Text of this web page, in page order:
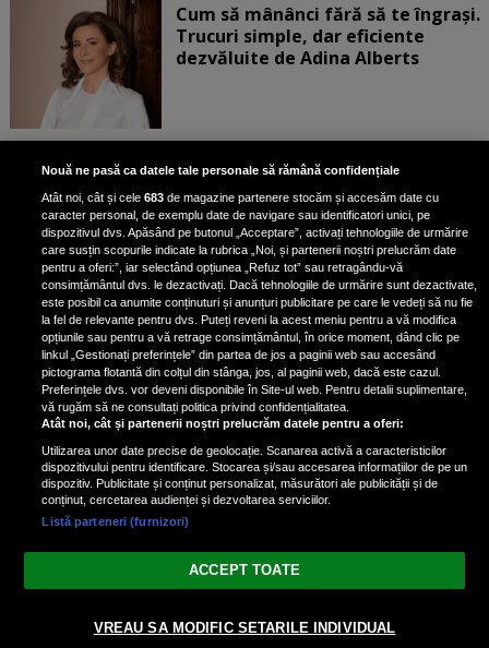
Cum să mânânci fără să te îngrași.
Trucuri simple, dar eficiente
dezvăluite de Adina Alberts
Exercițiul fizic poate reduce
mortalitatea în cazul a șase tipuri
de cancer, potrivit unui nou raport
Condimentul cu proprietăți
antiinflamatorii care reduce
stresul și îmbunătățește circulația
Nouă ne pasă ca datele tale personale să rămână confidențiale
Atât noi, cât și cele683 de magazine partenere stocăm și accesăm date cu
caracter personal, de exemplu date de navigare sau identificatori unici, pe
dispozitivul dvs. Apăsând pe butonul „Acceptare”, activați tehnologiile de urmărire
care susțin scopurile indicate la rubrica „Noi, și partenerii noștri prelucrăm date
pentru a oferi:”, iar selectând opțiunea „Refuz tot” sau retragându-vă
consimțământul dvs. le dezactivați. Dacă tehnologiile de urmărire sunt dezactivate,
este posibil ca anumite conținuturi și anunțuri publicitare pe care le vedeți să nu fie
la fel de relevante pentru dvs. Puteți reveni la acest meniu pentru a vă modifica
opțiunile sau pentru a vă retrage consimțământul, în orice moment, dând clic pe
linkul „Gestionați preferințele” din partea de jos a paginii web sau accesând
pictograma flotantă din colțul din stânga, jos, al paginii web, dacă este cazul.
Preferințele dvs. vor deveni disponibile în Site-ul web. Pentru detalii suplimentare,
vă rugăm să ne consultați politica privind confidențialitatea.
Atât noi, cât și partenerii noștri prelucrăm datele pentru a oferi:
Utilizarea unor date precise de geolocație. Scanarea activă a caracteristicilor
dispozitivului pentru identificare. Stocarea și/sau accesarea informațiilor de pe un
dispozitiv. Publicitate și conținut personalizat, măsurători ale publicității și de
conținut, cercetarea audienței și dezvoltarea serviciilor.
Listă parteneri (furnizori)
ACCEPT TOATE
VREAU SA MODIFIC SETARILE INDIVIDUAL